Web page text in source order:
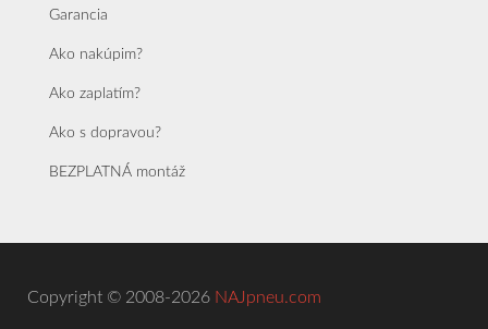
Garancia
Ako nakúpim?
Ako zaplatím?
Ako s dopravou?
BEZPLATNÁ montáž
Copyright © 2008-2026 NAJpneu.com